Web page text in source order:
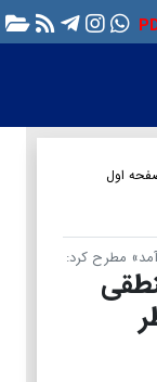
اول
مطرح کرد: